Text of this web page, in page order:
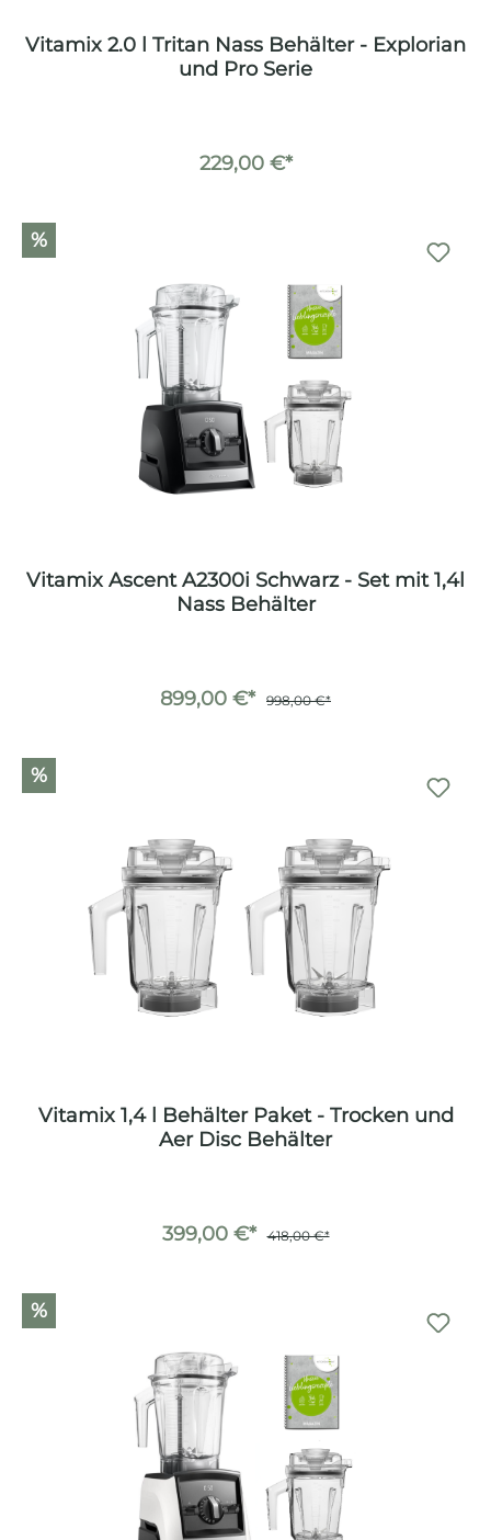
Vitamix 2.0 l Tritan Nass Behälter - Explorian
und Pro Serie
229,00 €*
%
Vitamix Ascent A2300i Schwarz - Set mit 1,4l
Nass Behälter
899,00 €* 998,00 €*
%
Vitamix 1,4 l Behälter Paket - Trocken und
Aer Disc Behälter
399,00 €* 418,00 €*
%